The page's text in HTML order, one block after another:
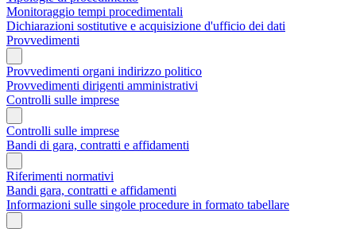
Monitoraggio tempi procedimentali
Dichiarazioni sostitutive e acquisizione d'ufficio dei dati
Provvedimenti
Provvedimenti organi indirizzo politico
Provvedimenti dirigenti amministrativi
Controlli sulle imprese
Controlli sulle imprese
Bandi di gara, contratti e affidamenti
Riferimenti normativi
Bandi gara, contratti e affidamenti
Informazioni sulle singole procedure in formato tabellare